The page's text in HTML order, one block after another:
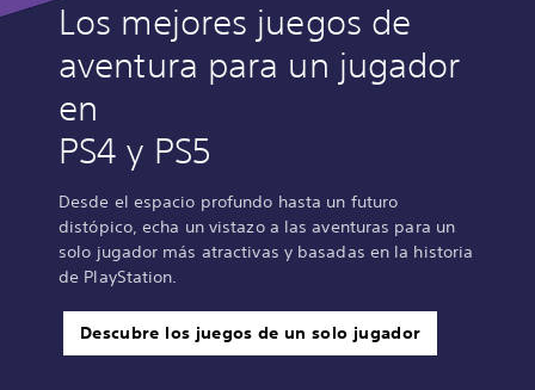
Los mejores juegos de
aventura para un jugador
en
PS4 y PS5
Desde el espacio profundo hasta un futuro
distópico, echa un vistazo a las aventuras para un
solo jugador más atractivas y basadas en la historia
de PlayStation.
Descubre los juegos de un solo jugador